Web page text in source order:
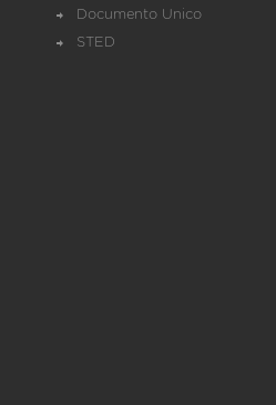
Documento Unico
STED